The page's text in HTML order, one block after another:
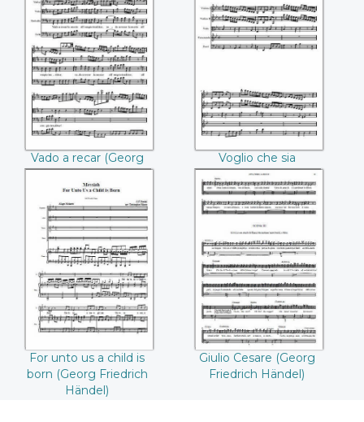
Vado a recar
((Georg Friedrich
Händel))
Vado a recar (Georg
Friedrich Händel)
Voglio che sia
l'indegno ((Georg
Voglio che sia
l'indegno (Georg
Friedrich Händel)
For unto us a child
is born ((Georg
Friedrich Händel))
For unto us a child is
born (Georg Friedrich
Händel)
Giulio Cesare
((Georg Friedrich
Händel))
Giulio Cesare (Georg
Friedrich Händel)